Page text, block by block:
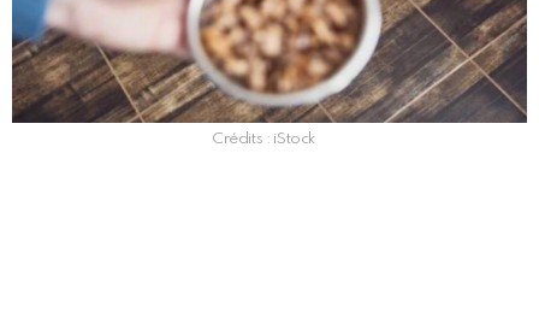
Crédits : iStock